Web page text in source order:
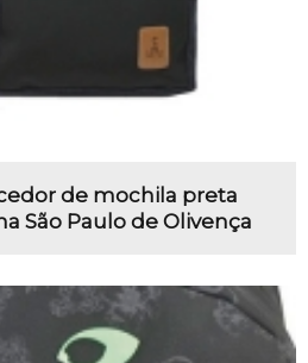
de mochila preta
São Paulo de Olivença